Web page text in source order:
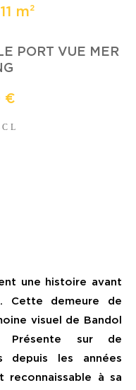
m²
PORT VUE MER
€
une histoire avant
Cette demeure de
visuel de Bandol
Présente sur de
depuis les années
reconnaissable à sa